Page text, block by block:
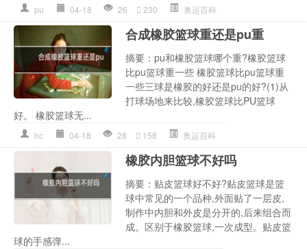
pu 04-18 26 230 奥运百科
合成橡胶篮球重还是pu重
摘要：pu和橡胶篮球哪个重?橡胶篮球
比pu篮球重一些 橡胶篮球比pu篮球重
一些三球是橡胶的好还是pu的好?(1)从
打球场地来比较,橡胶篮球比PU篮球
好。 橡胶篮球无...
hc 04-18 28 158 奥运百科
橡胶内胆篮球不好吗
摘要：贴皮篮球好不好?贴皮篮球是篮
球中常见的一个品种,外面贴了一层皮,
制作中内胆和外皮是分开的,后来组合而
成。区别于橡胶篮球,一次成型。贴皮篮
球的手感弹...